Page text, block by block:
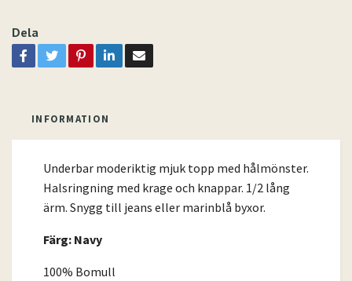
Dela
INFORMATION
Underbar moderiktig mjuk topp med hålmönster.
Halsringning med krage och knappar. 1/2 lång
ärm. Snygg till jeans eller marinblå byxor.
Färg: Navy
100% Bomull